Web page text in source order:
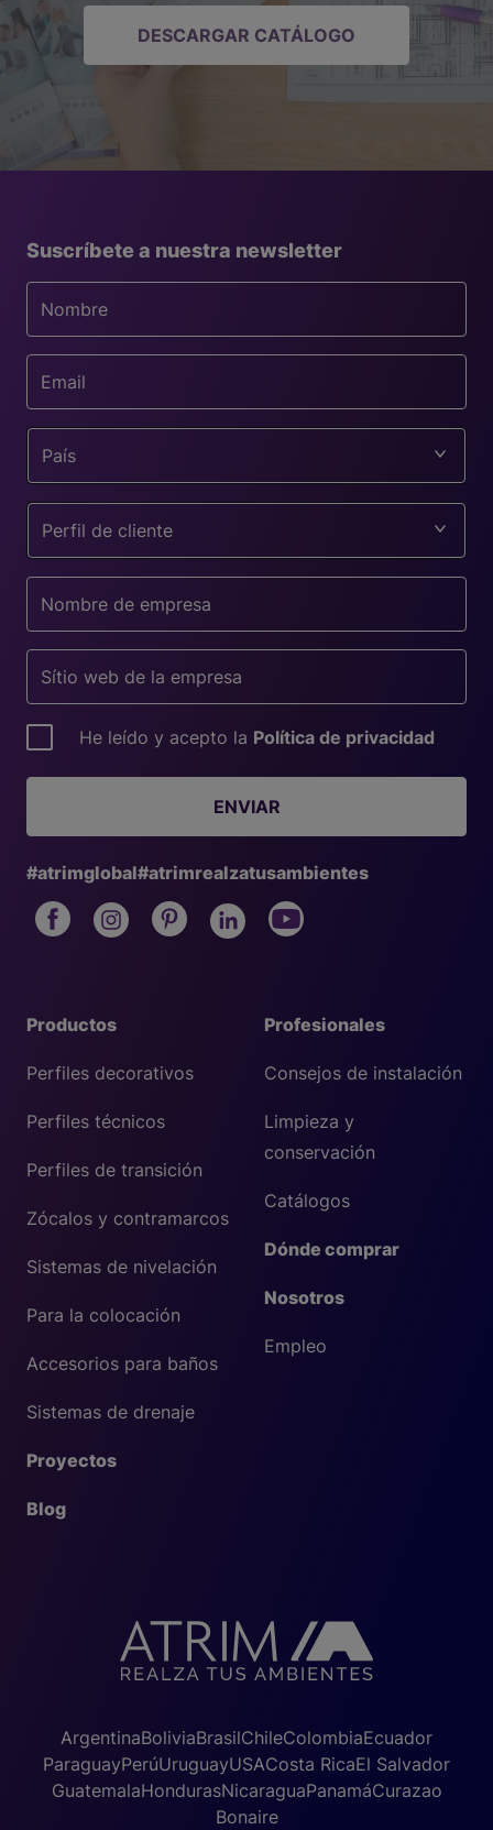
DESCARGAR CATÁLOGO
Profesionales
Consejos de instalación
Limpieza y
conservación
Catálogos
Dónde comprar
Nosotros
Empleo
Productos
Perfiles decorativos
Perfiles técnicos
Perfiles de transición
Zócalos y contramarcos
Sistemas de nivelación
Para la colocación
Accesorios para baños
Sistemas de drenaje
Proyectos
Blog
Suscríbete a nuestra newsletter
País
Perfil de cliente
He leído y acepto la Política de privacidad
ENVIAR
#atrimglobal#atrimrealzatusambientes
ArgentinaBoliviaBrasilChileColombiaEcuador
ParaguayPerúUruguayUSACosta RicaEl Salvador
GuatemalaHondurasNicaraguaPanamáCurazao
Bonaire